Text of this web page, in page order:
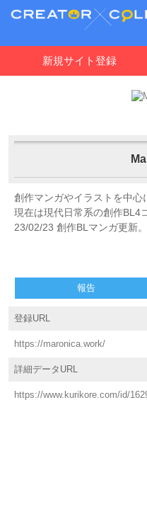
新規サイト登録
創作マンガやイラストを中心
現在は現代日常系の創作BL4
23/02/23 創作BLマンガ更新
報告
登録URL
https://maronica.work/
詳細データURL
https://www.kurikore.com/id/